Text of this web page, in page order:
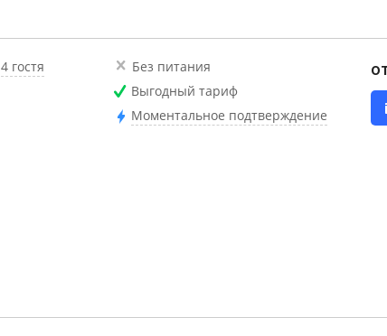
4 гостя
Без питания
Выгодный тариф
Моментальное подтверждение